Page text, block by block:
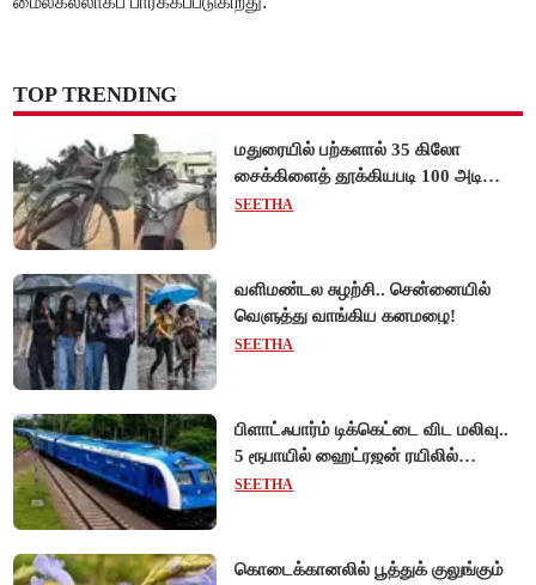
TOP TRENDING
மதுரையில் பற்களால் 35 கிலோ
சைக்கிளைத் தூக்கியபடி 100 அடி
நடந்து சென்று முன்னாள் ராணுவ வீரர்
SEETHA
வளிமண்டல சுழற்சி.. சென்னையில்
வெளுத்து வாங்கிய கனமழை!
SEETHA
பிளாட்ஃபார்ம் டிக்கெட்டை விட மலிவு..
5 ரூபாயில் ஹைட்ரஜன் ரயிலில்
பயணிக்கலாம்!
SEETHA
கொடைக்கானலில் பூத்துக் குலுங்கும்